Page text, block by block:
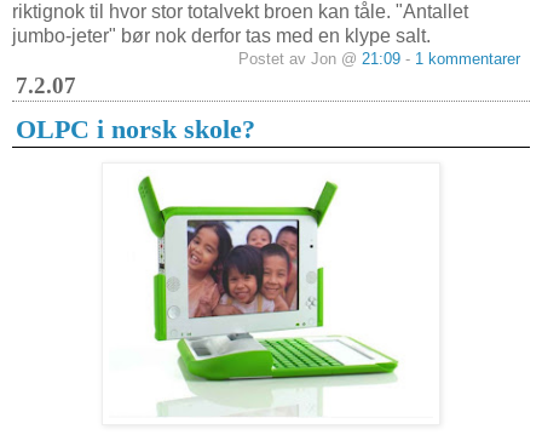
riktignok til hvor stor totalvekt broen kan tåle. "Antallet
jumbo-jeter" bør nok derfor tas med en klype salt.
Postet av Jon @ 21:09 - 1 kommentarer
7.2.07
OLPC i norsk skole?